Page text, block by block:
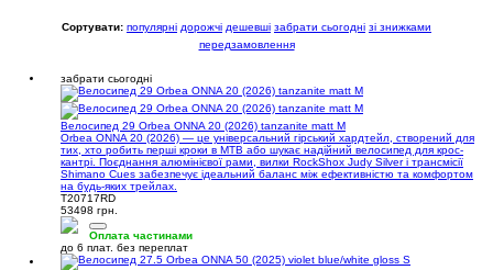
Сортувати: популярні дорожчі дешевші забрати сьогодні зі знижками
передзамовлення
забрати сьогодні
Велосипед 29 Orbea ONNA 20 (2026) tanzanite matt M
Orbea ONNA 20 (2026) — це універсальний гірський хардтейл, створений для
тих, хто робить перші кроки в MTB або шукає надійний велосипед для крос-
кантрі. Поєднання алюмінієвої рами, вилки RockShox Judy Silver і трансмісії
Shimano Cues забезпечує ідеальний баланс між ефективністю та комфортом
на будь-яких трейлах.
T20717RD
53498 грн.
Оплата частинами
до 6 плат. без переплат